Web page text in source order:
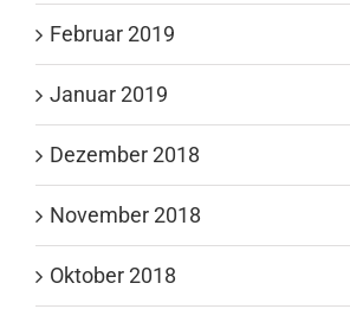
Februar 2019
Januar 2019
Dezember 2018
November 2018
Oktober 2018